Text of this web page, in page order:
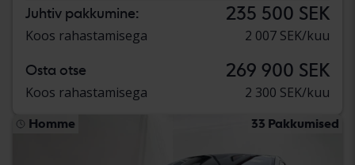
Juhtiv pakkumine: 235 500 SEK
Koos rahastamisega 2 007 SEK/kuu
Osta otse 269 900 SEK
Koos rahastamisega 2 300 SEK/kuu
Homme 33 Pakkumised